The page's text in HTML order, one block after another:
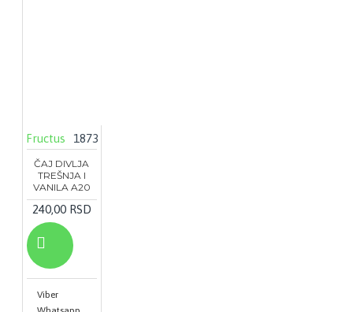
Fructus 1873
ČAJ DIVLJA
TREŠNJA I
VANILA A20
240,00 RSD
Viber